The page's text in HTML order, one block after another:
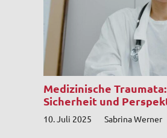
Medizinische
Sicherheit und
10. Juli 2025 Sabrina Werner